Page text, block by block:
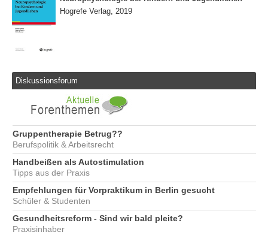
Hogrefe Verlag, 2019
Diskussionsforum
Gruppentherapie Betrug??
Berufspolitik & Arbeitsrecht
Handbeißen als Autostimulation
Tipps aus der Praxis
Empfehlungen für Vorpraktikum in Berlin gesucht
Schüler & Studenten
Gesundheitsreform - Sind wir bald pleite?
Praxisinhaber